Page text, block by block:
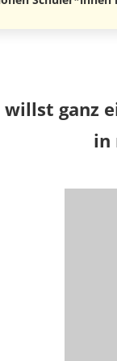
willst ganz
in